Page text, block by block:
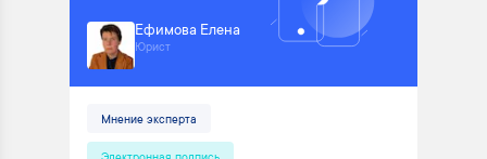
Ефимова Елена
Юрист
Мнение эксперта